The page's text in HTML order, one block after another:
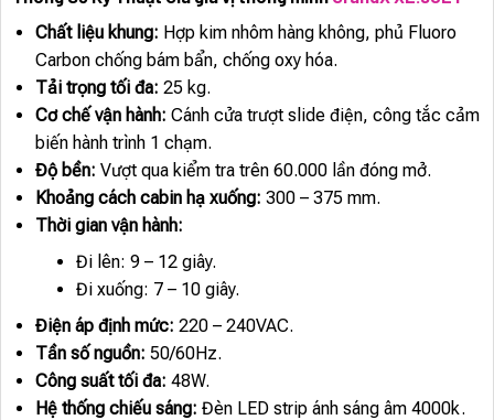
Chất liệu khung: Hợp kim nhôm hàng không, phủ Fluoro
Carbon chống bám bẩn, chống oxy hóa.
Tải trọng tối đa: 25 kg.
Cơ chế vận hành: Cánh cửa trượt slide điện, công tắc cảm
biến hành trình 1 chạm.
Độ bền: Vượt qua kiểm tra trên 60.000 lần đóng mở.
Khoảng cách cabin hạ xuống: 300 – 375 mm.
Thời gian vận hành:
Đi lên: 9 – 12 giây.
Đi xuống: 7 – 10 giây.
Điện áp định mức: 220 – 240VAC.
Tần số nguồn: 50/60Hz.
Công suất tối đa: 48W.
Hệ thống chiếu sáng: Đèn LED strip ánh sáng âm 4000k.